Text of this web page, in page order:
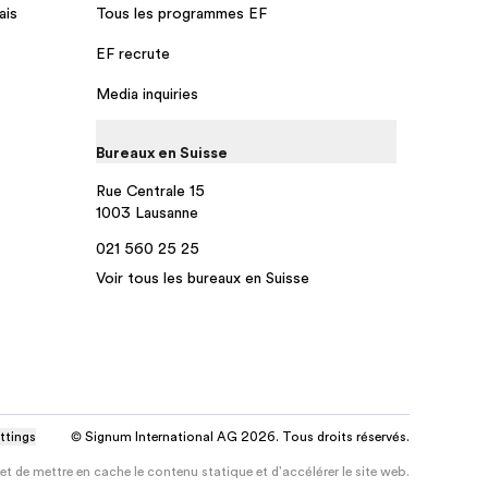
Tous les programmes EF
EF recrute
Media inquiries
Bureaux en Suisse
Rue Centrale 15
1003 Lausanne
021 560 25 25
Voir tous les bureaux en Suisse
© Signum International AG 2026. Tous droits réservés.
de mettre en cache le contenu statique et d'accélérer le site web.